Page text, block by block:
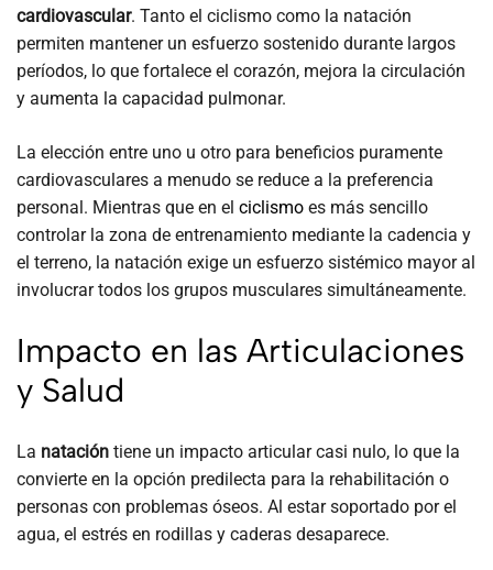
cardiovascular. Tanto el ciclismo como la natación
permiten mantener un esfuerzo sostenido durante largos
períodos, lo que fortalece el corazón, mejora la circulación
y aumenta la capacidad pulmonar.
La elección entre uno u otro para beneficios puramente
cardiovasculares a menudo se reduce a la preferencia
personal. Mientras que en el ciclismo es más sencillo
controlar la zona de entrenamiento mediante la cadencia y
el terreno, la natación exige un esfuerzo sistémico mayor al
involucrar todos los grupos musculares simultáneamente.
Impacto en las Articulaciones
y Salud
La natación tiene un impacto articular casi nulo, lo que la
convierte en la opción predilecta para la rehabilitación o
personas con problemas óseos. Al estar soportado por el
agua, el estrés en rodillas y caderas desaparece.